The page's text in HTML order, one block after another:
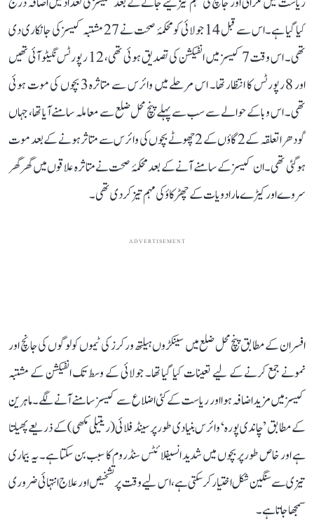
کیا گیا ہے۔ اس سے قبل 14 جولائی کو محکمۂ صحت نے 27 مشتبہ کیسز کی جانکاری دی
تھی۔ اس وقت 7 کیسز میں انفیکشن کی تصدیق ہوئی تھی، 12 رپورٹس نگیٹو آئی تھیں
اور 8 رپورٹس کا انتظار تھا۔ اس مرحلے میں وائرس سے متاثرہ 3 بچوں کی موت ہوئی
تھی۔ اس وبا کے حوالے سے سب سے پہلے پنچ محل ضلع سے معاملہ سامنے آیا تھا، جہاں
گودھرا تعلقہ کے 2 گاؤں کے 2 چھوٹے بچوں کی وائرس سے متاثر ہونے کے بعد موت
ہو گئی تھی۔ ان کیسز کے سامنے آنے کے بعد محکمۂ صحت نے متاثرہ علاقوں میں گھر گھر
سروے اور کیڑے مار ادویات کے چھڑکاؤ کی مہم تیز کر دی تھی۔
ADVERTISEMENT
افسران کے مطابق پنچ محل ضلع میں سینکڑوں ہیلتھ ورکرز کی ٹیموں کو لوگوں کی جانچ اور
نمونے جمع کرنے کے لیے تعینات کیا گیا تھا۔ جولائی کے وسط تک انفیکشن کے مشتبہ
کیسز میں مزید اضافہ ہوا اور ریاست کے کئی اضلاع سے کیسز سامنے آنے لگے۔ ماہرین
کے مطابق ’چاندی پورہ‘ وائرس بنیادی طور پر سینڈ فلائی (ریتیلی مکھی) کے ذریعے پھیلتا
ہے اور خاص طور پر بچوں میں شدید انسیفلائٹس سنڈروم کا سبب بن سکتا ہے۔ یہ بیماری
تیزی سے سنگین شکل اختیار کر سکتی ہے، اس لیے وقت پر تشخیص اور علاج انتہائی ضروری
سمجھا جاتا ہے۔